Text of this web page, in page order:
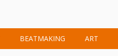
BEATMAKING ART